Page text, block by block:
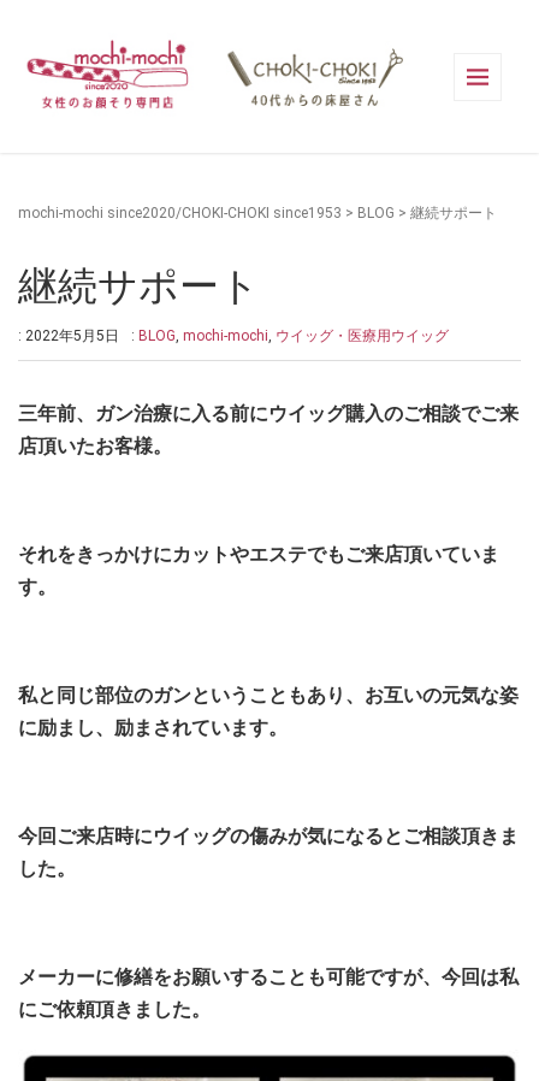
mochi-mochi since2020/CHOKI-CHOKI since1953 > BLOG > 継続サポート
継続サポート
: 2022年5月5日 : BLOG, mochi-mochi, ウイッグ・医療用ウイッグ
三年前、ガン治療に入る前にウイッグ購入のご相談でご来
店頂いたお客様。
それをきっかけにカットやエステでもご来店頂いていま
す。
私と同じ部位のガンということもあり、お互いの元気な姿
に励まし、励まされています。
今回ご来店時にウイッグの傷みが気になるとご相談頂きま
した。
メーカーに修繕をお願いすることも可能ですが、今回は私
にご依頼頂きました。